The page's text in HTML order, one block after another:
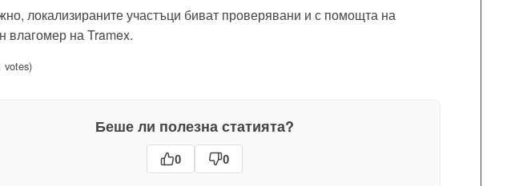
локализираните участъци биват проверявани и с помощта на
влагомер на Tramex.
votes)
Беше ли полезна статията?
0 0